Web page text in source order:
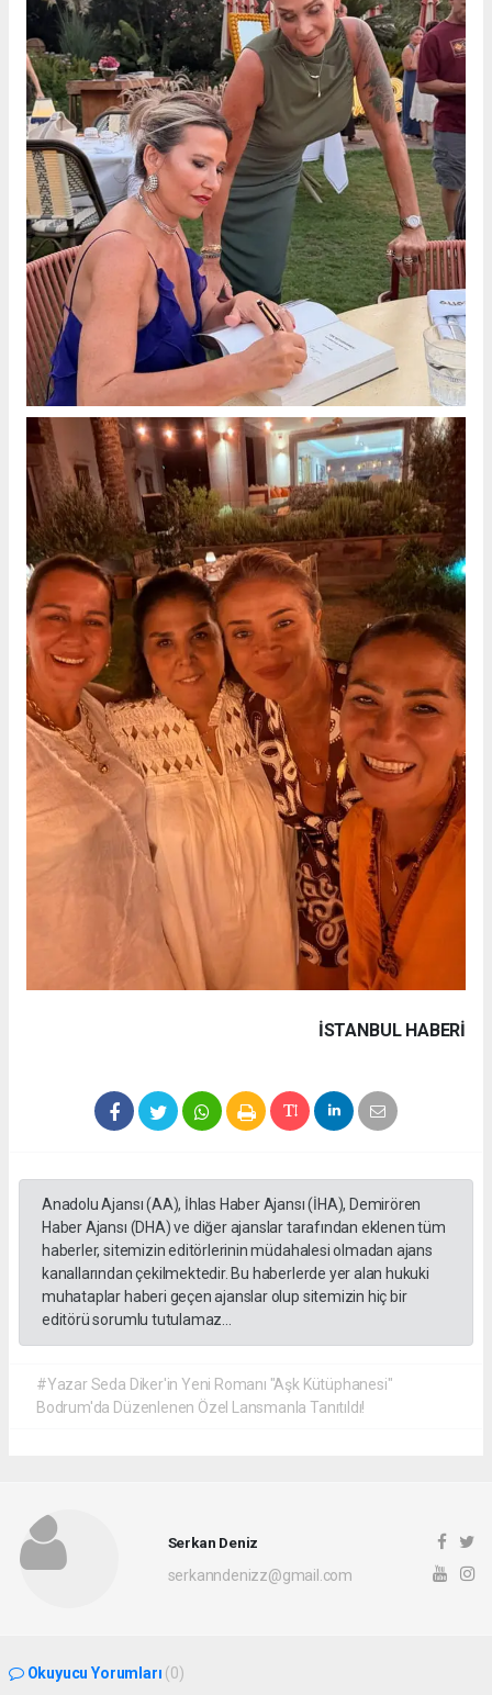
İSTANBUL HABERİ
Anadolu Ajansı (AA), İhlas Haber Ajansı (İHA), Demirören
Haber Ajansı (DHA) ve diğer ajanslar tarafından eklenen tüm
haberler, sitemizin editörlerinin müdahalesi olmadan ajans
kanallarından çekilmektedir. Bu haberlerde yer alan hukuki
muhataplar haberi geçen ajanslar olup sitemizin hiç bir
editörü sorumlu tutulamaz...
#Yazar Seda Diker'in Yeni Romanı "Aşk Kütüphanesi"
Bodrum'da Düzenlenen Özel Lansmanla Tanıtıldı!
Serkan Deniz
serkanndenizz@gmail.com
Okuyucu Yorumları (0)